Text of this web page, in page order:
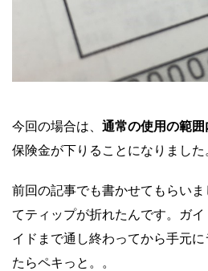
今回の場合は、 通常の使用の範
保険金が下りることになりました
前回の記事でも書かせてもらい
てティップが折れたんです。ガ
イドまで通し終わってから手元
たらペキっと。。